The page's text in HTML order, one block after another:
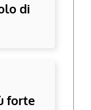
di
forte